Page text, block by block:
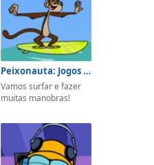
Peixonauta: Jogos de Surfar
Vamos surfar e fazer
muitas manobras!